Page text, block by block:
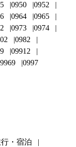
0950
0952
0964
0965
0973
0974
0982
09912
0997
・宿泊